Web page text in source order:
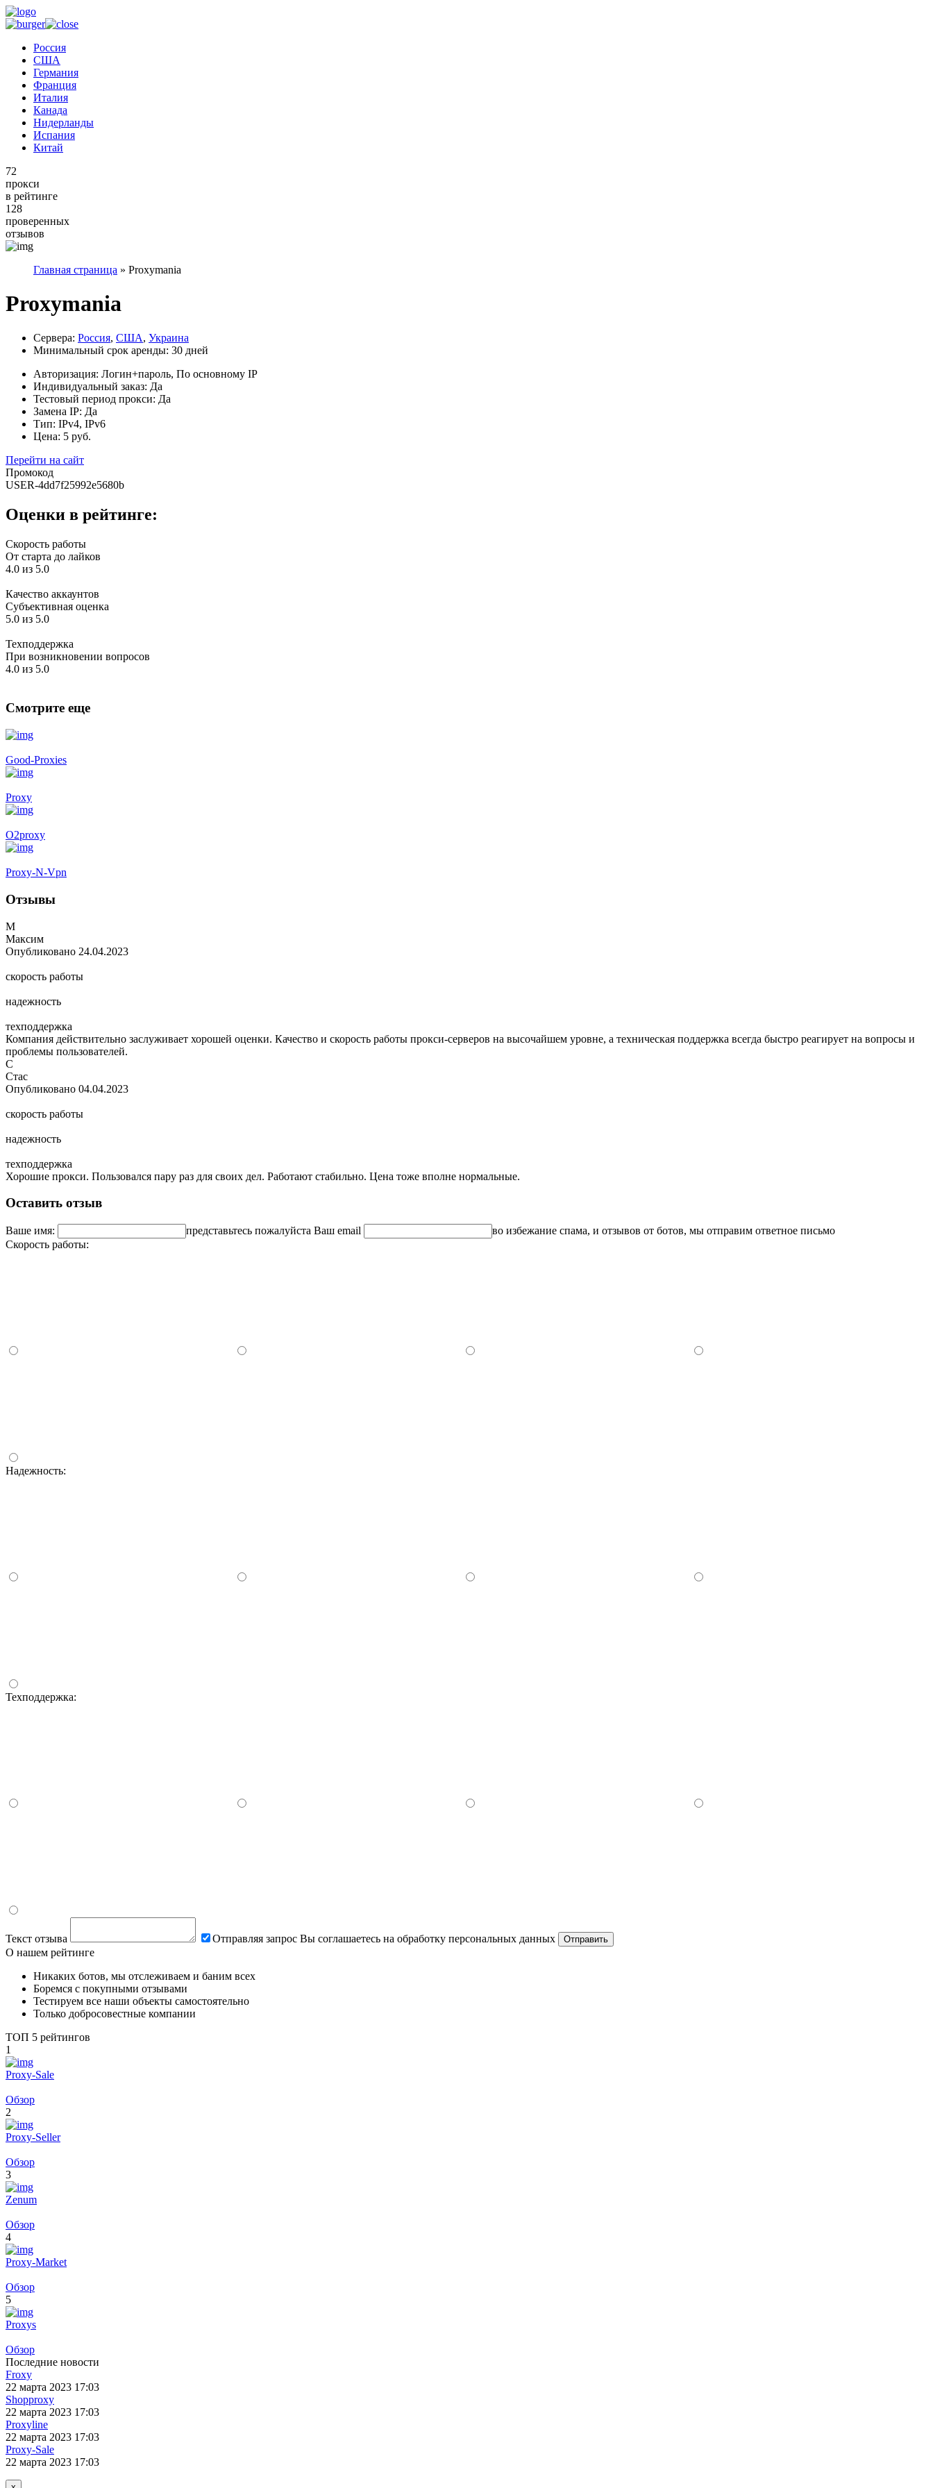
Россия
США
Германия
Франция
Италия
Канада
Нидерланды
Испания
Китай
72
прокси
в рейтинге
128
проверенных
отзывов
Главная страница » Proxymania
Proxymania
Сервера: Россия, США, Украина
Минимальный срок аренды: 30 дней
Авторизация: Логин+пароль, По основному IP
Индивидуальный заказ: Да
Тестовый период прокси: Да
Замена IP: Да
Тип: IPv4, IPv6
Цена: 5 руб.
Перейти на сайт
Промокод
USER-4dd7f25992e5680b
Оценки в рейтинге:
Скорость работы
От старта до лайков
4.0 из 5.0
Качество аккаунтов
Субъективная оценка
5.0 из 5.0
Техподдержка
При возникновении вопросов
4.0 из 5.0
Смотрите еще
Good-Proxies
Proxy
O2proxy
Proxy-N-Vpn
Отзывы
М
Максим
Опубликовано 24.04.2023
скорость работы
надежность
техподдержка
Компания действительно заслуживает хорошей оценки. Качество и скорость работы прокси-серверов на высочайшем уровне, а техническая поддержка всегда быстро реагирует на вопросы и
проблемы пользователей.
С
Стас
Опубликовано 04.04.2023
скорость работы
надежность
техподдержка
Хорошие прокси. Пользовался пару раз для своих дел. Работают стабильно. Цена тоже вполне нормальные.
Оставить отзыв
Ваше имя: представьтесь пожалуйста Ваш email
во избежание спама, и отзывов от ботов, мы отправим ответное письмо
Скорость работы:
Надежность:
Техподдержка:
Текст отзыва Отправляя запрос Вы соглашаетесь на обработку персональных данных Отправить
О нашем рейтинге
Никаких ботов, мы отслеживаем и баним всех
Боремся с покупными отзывами
Тестируем все наши объекты самостоятельно
Только добросовестные компании
ТОП 5 рейтингов
1
Proxy-Sale
Обзор
2
Proxy-Seller
Обзор
3
Zenum
Обзор
4
Proxy-Market
Обзор
5
Proxys
Обзор
Последние новости
Froxy
22 марта 2023 17:03
Shopproxy
22 марта 2023 17:03
Proxyline
22 марта 2023 17:03
Proxy-Sale
22 марта 2023 17:03